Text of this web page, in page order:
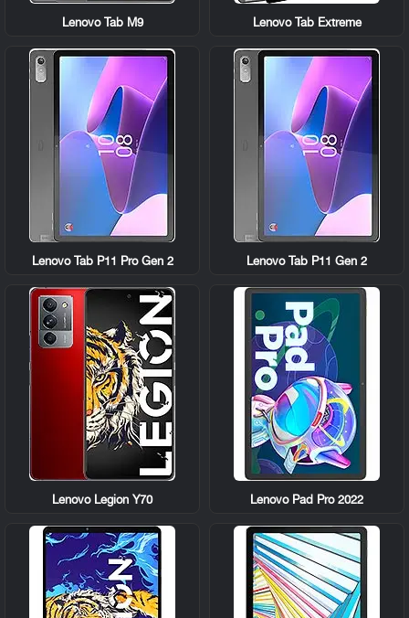
Lenovo Tab Extreme
Lenovo Tab M9
Lenovo Tab P11 Gen 2
Lenovo Tab P11 Pro Gen 2
Lenovo Pad Pro 2022
Lenovo Legion Y70